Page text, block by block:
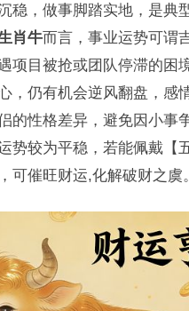
稳，做事脚踏实地，是典
肖牛而言，事业运势可谓
项目被抢或团队停滞的困
，仍有机会逆风翻盘，感
的性格差异，避免因小事
势较为平稳，若能佩戴【
可催旺财运,化解破财之虞。